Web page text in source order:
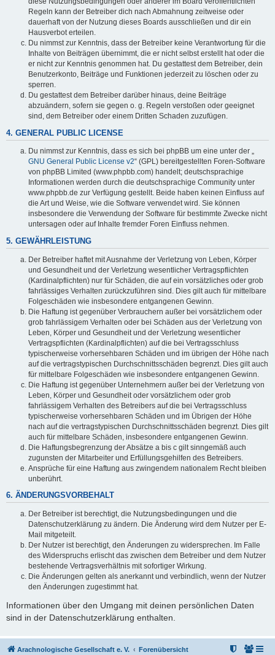
Regeln kann der Betreiber dich nach Abmahnung zeitweise oder
dauerhaft von der Nutzung dieses Boards ausschließen und dir ein
Hausverbot erteilen.
Du nimmst zur Kenntnis, dass der Betreiber keine Verantwortung für die
Inhalte von Beiträgen übernimmt, die er nicht selbst erstellt hat oder die
er nicht zur Kenntnis genommen hat. Du gestattest dem Betreiber, dein
Benutzerkonto, Beiträge und Funktionen jederzeit zu löschen oder zu
sperren.
Du gestattest dem Betreiber darüber hinaus, deine Beiträge
abzuändern, sofern sie gegen o. g. Regeln verstoßen oder geeignet
sind, dem Betreiber oder einem Dritten Schaden zuzufügen.
4. GENERAL PUBLIC LICENSE
Du nimmst zur Kenntnis, dass es sich bei phpBB um eine unter der „
GNU General Public License v2“ (GPL) bereitgestellten Foren-Software
von phpBB Limited (www.phpbb.com) handelt; deutschsprachige
Informationen werden durch die deutschsprachige Community unter
www.phpbb.de zur Verfügung gestellt. Beide haben keinen Einfluss auf
die Art und Weise, wie die Software verwendet wird. Sie können
insbesondere die Verwendung der Software für bestimmte Zwecke nicht
untersagen oder auf Inhalte fremder Foren Einfluss nehmen.
5. GEWÄHRLEISTUNG
Der Betreiber haftet mit Ausnahme der Verletzung von Leben, Körper
und Gesundheit und der Verletzung wesentlicher Vertragspflichten
(Kardinalpflichten) nur für Schäden, die auf ein vorsätzliches oder grob
fahrlässiges Verhalten zurückzuführen sind. Dies gilt auch für mittelbare
Folgeschäden wie insbesondere entgangenen Gewinn.
Die Haftung ist gegenüber Verbrauchern außer bei vorsätzlichem oder
grob fahrlässigem Verhalten oder bei Schäden aus der Verletzung von
Leben, Körper und Gesundheit und der Verletzung wesentlicher
Vertragspflichten (Kardinalpflichten) auf die bei Vertragsschluss
typischerweise vorhersehbaren Schäden und im übrigen der Höhe nach
auf die vertragstypischen Durchschnittsschäden begrenzt. Dies gilt auch
für mittelbare Folgeschäden wie insbesondere entgangenen Gewinn.
Die Haftung ist gegenüber Unternehmern außer bei der Verletzung von
Leben, Körper und Gesundheit oder vorsätzlichem oder grob
fahrlässigem Verhalten des Betreibers auf die bei Vertragsschluss
typischerweise vorhersehbaren Schäden und im Übrigen der Höhe
nach auf die vertragstypischen Durchschnittsschäden begrenzt. Dies gilt
auch für mittelbare Schäden, insbesondere entgangenen Gewinn.
Die Haftungsbegrenzung der Absätze a bis c gilt sinngemäß auch
zugunsten der Mitarbeiter und Erfüllungsgehilfen des Betreibers.
Ansprüche für eine Haftung aus zwingendem nationalem Recht bleiben
unberührt.
6. ÄNDERUNGSVORBEHALT
Der Betreiber ist berechtigt, die Nutzungsbedingungen und die
Datenschutzerklärung zu ändern. Die Änderung wird dem Nutzer per E-
Mail mitgeteilt.
Der Nutzer ist berechtigt, den Änderungen zu widersprechen. Im Falle
des Widerspruchs erlischt das zwischen dem Betreiber und dem Nutzer
bestehende Vertragsverhältnis mit sofortiger Wirkung.
Die Änderungen gelten als anerkannt und verbindlich, wenn der Nutzer
den Änderungen zugestimmt hat.
Informationen über den Umgang mit deinen persönlichen Daten
sind in der Datenschutzerklärung enthalten.
Arachnologische Gesellschaft e. V. Forenübersicht